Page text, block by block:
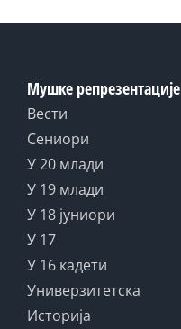
Мушке репрезентације
Вести
Сениори
У 20 млади
У 19 млади
У 18 јуниори
У 17
У 16 кадети
Универзитетска
Историја